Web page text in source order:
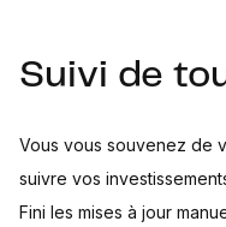
Suivi de
Vous vous souvenez de
suivre vos
Fini les mises à jour